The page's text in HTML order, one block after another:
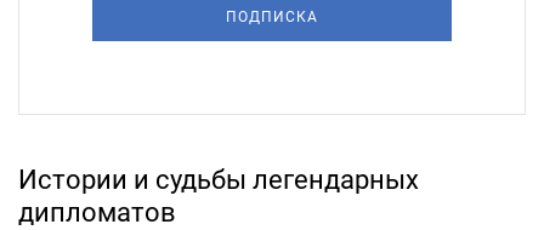
ПОДПИСКА
Истории и судьбы легендарных
дипломатов